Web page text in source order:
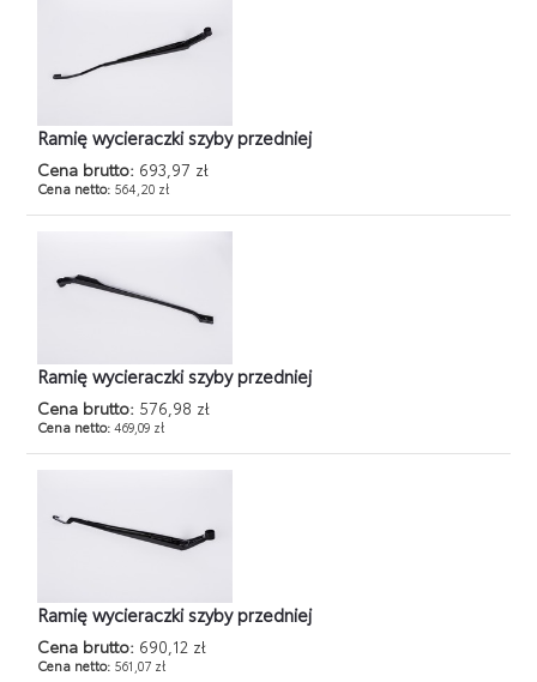
Ramię wycieraczki szyby przedniej
Cena brutto: 693,97 zł
Cena netto: 564,20 zł
Ramię wycieraczki szyby przedniej
Cena brutto: 576,98 zł
Cena netto:469,09 zł
Ramię wycieraczki szyby przedniej
Cena brutto: 690,12 zł
Cena netto: 561,07 zł